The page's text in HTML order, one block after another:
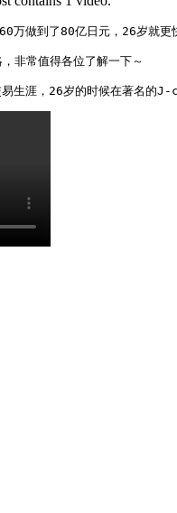
万做到了80亿日元，26岁就
非常值得各位了解一下～
生涯，26岁的时候在著名的